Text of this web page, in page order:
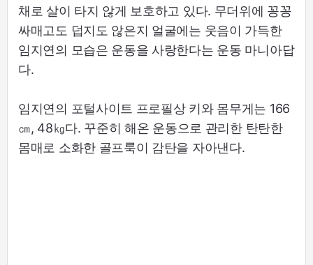
채로 살이 타지 않게 보호하고 있다. 무더위에 꽁꽁
싸매고도 덥지도 않은지 얼굴에는 웃음이 가득한
임지연의 모습은 운동을 사랑한다는 운동 마니아답
다.
임지연의 포털사이트 프로필상 키와 몸무게는 166
㎝, 48㎏다. 꾸준히 해온 운동으로 관리한 탄탄한
몸매로 소화한 골프룩이 감탄을 자아낸다.